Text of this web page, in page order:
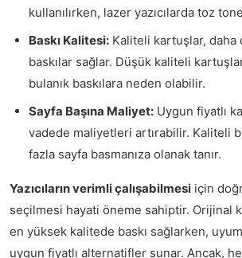
kullanılırken, lazer yazıcılarda toz
Baskı Kalitesi: Kaliteli kartuşlar, daha
baskılar sağlar. Düşük kaliteli
bulanık baskılara neden olabilir.
Sayfa Başına Maliyet: Uygun fiyatlı
vadede maliyetleri artırabilir. Kaliteli
fazla sayfa basmanıza olanak tanır.
Yazıcıların verimli çalışabilmesi için
seçilmesi hayati öneme sahiptir. Orijinal
en yüksek kalitede baskı sağlarken,
uygun fiyatlı alternatifler sunar. Ancak,